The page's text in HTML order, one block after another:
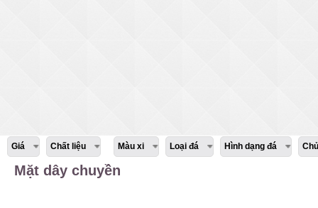
Giá Chất liệu Màu xi Loại đá Hình dạng đá
Mặt dây chuyền